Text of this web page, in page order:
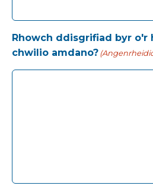
Rhowch ddisgrifiad byr o'r
chwilio amdano?